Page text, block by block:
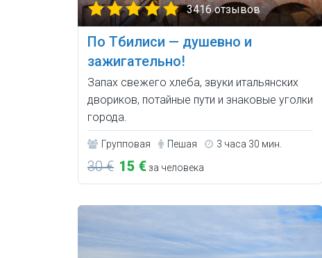
3416 отзывов
По Тбилиси — душевно и
зажигательно!
Запах свежего хлеба, звуки итальянских
двориков, потайные пути и знаковые уголки
города.
Групповая Пешая 3 часа 30 мин.
30 € 15 €за человека